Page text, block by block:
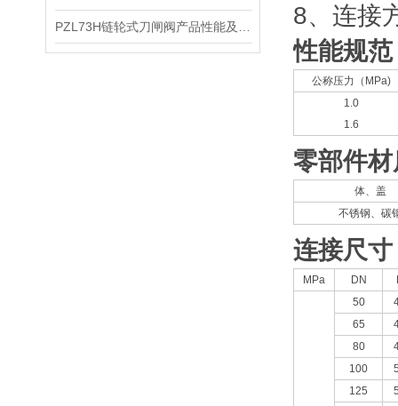
8、连接
性能规范
公称压力（MPa)
1.0
1.6
零部件
体、盖
不锈钢、碳
连接尺寸
MPa DN
50
65
80
100
125